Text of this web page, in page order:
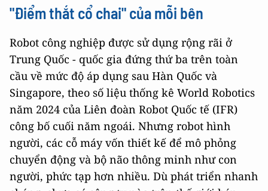
"Điểm thắt cổ chai" của mỗi bên
Robot công nghiệp được sử dụng rộng rãi ở
Trung Quốc - quốc gia đứng thứ ba trên toàn
cầu về mức độ áp dụng sau Hàn Quốc và
Singapore, theo số liệu thống kê World Robotics
năm 2024 của Liên đoàn Robot Quốc tế (IFR)
công bố cuối năm ngoái. Nhưng robot hình
người, các cỗ máy vốn thiết kế để mô phỏng
chuyển động và bộ não thông minh như con
người, phức tạp hơn nhiều. Dù phát triển nhanh